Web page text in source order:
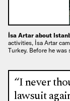
İsa Artar about
activities, İsa Artar
Turkey. Before he
“I never
lawsuit